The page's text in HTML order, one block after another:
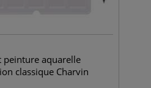
peinture aquarelle
classique Charvin